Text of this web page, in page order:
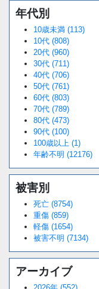
年代別
10歳未満 (113)
10代 (808)
20代 (960)
30代 (711)
40代 (706)
50代 (761)
60代 (803)
70代 (789)
80代 (473)
90代 (100)
100歳以上 (1)
年齢不明 (12176)
被害別
死亡 (8754)
重傷 (859)
軽傷 (1654)
被害不明 (7134)
アーカイブ